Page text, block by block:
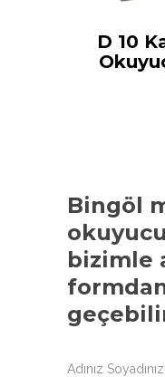
D 10
Bingöl
bizimle
Adınız